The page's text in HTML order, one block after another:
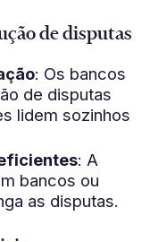
de disputas
: Os bancos
de disputas
lidem sozinhos
: A
bancos ou
as disputas.